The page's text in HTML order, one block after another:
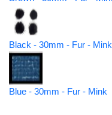
Black - 30mm - Fur - Mink
Blue - 30mm - Fur - Mink